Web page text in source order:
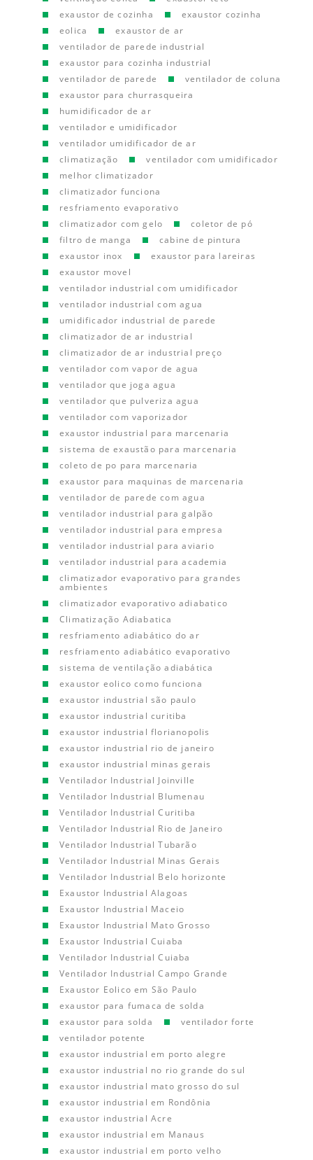
exaustor de cozinha
exaustor cozinha
eolica
exaustor de ar
ventilador de parede industrial
exaustor para cozinha industrial
ventilador de parede
ventilador de coluna
exaustor para churrasqueira
humidificador de ar
ventilador e umidificador
ventilador umidificador de ar
climatização
ventilador com umidificador
melhor climatizador
climatizador funciona
resfriamento evaporativo
climatizador com gelo
coletor de pó
filtro de manga
cabine de pintura
exaustor inox
exaustor para lareiras
exaustor movel
ventilador industrial com umidificador
ventilador industrial com agua
umidificador industrial de parede
climatizador de ar industrial
climatizador de ar industrial preço
ventilador com vapor de agua
ventilador que joga agua
ventilador que pulveriza agua
ventilador com vaporizador
exaustor industrial para marcenaria
sistema de exaustão para marcenaria
coleto de po para marcenaria
exaustor para maquinas de marcenaria
ventilador de parede com agua
ventilador industrial para galpão
ventilador industrial para empresa
ventilador industrial para aviario
ventilador industrial para academia
climatizador evaporativo para grandes
ambientes
climatizador evaporativo adiabatico
Climatização Adiabatica
resfriamento adiabático do ar
resfriamento adiabático evaporativo
sistema de ventilação adiabática
exaustor eolico como funciona
exaustor industrial são paulo
exaustor industrial curitiba
exaustor industrial florianopolis
exaustor industrial rio de janeiro
exaustor industrial minas gerais
Ventilador Industrial Joinville
Ventilador Industrial Blumenau
Ventilador Industrial Curitiba
Ventilador Industrial Rio de Janeiro
Ventilador Industrial Tubarão
Ventilador Industrial Minas Gerais
Ventilador Industrial Belo horizonte
Exaustor Industrial Alagoas
Exaustor Industrial Maceio
Exaustor Industrial Mato Grosso
Exaustor Industrial Cuiaba
Ventilador Industrial Cuiaba
Ventilador Industrial Campo Grande
Exaustor Eolico em São Paulo
exaustor para fumaca de solda
exaustor para solda
ventilador forte
ventilador potente
exaustor industrial em porto alegre
exaustor industrial no rio grande do sul
exaustor industrial mato grosso do sul
exaustor industrial em Rondônia
exaustor industrial Acre
exaustor industrial em Manaus
exaustor industrial em porto velho